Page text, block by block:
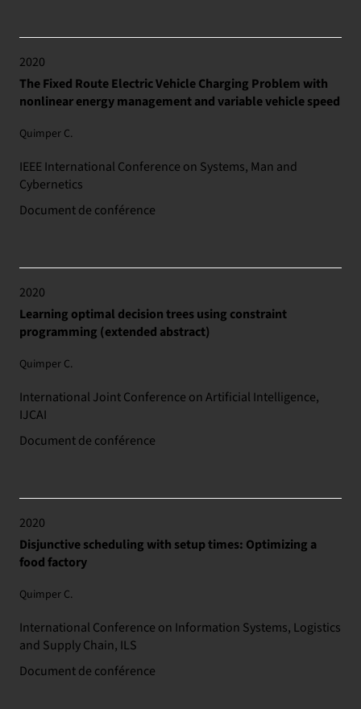
2020
The Fixed Route Electric Vehicle Charging Problem with
nonlinear energy management and variable vehicle speed
Quimper C.
IEEE International Conference on Systems, Man and
Cybernetics
Document de conférence
2020
Learning optimal decision trees using constraint
programming (extended abstract)
Quimper C.
International Joint Conference on Artificial Intelligence,
IJCAI
Document de conférence
2020
Disjunctive scheduling with setup times: Optimizing a
food factory
Quimper C.
International Conference on Information Systems, Logistics
and Supply Chain, ILS
Document de conférence